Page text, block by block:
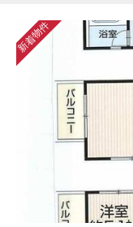
新着物件